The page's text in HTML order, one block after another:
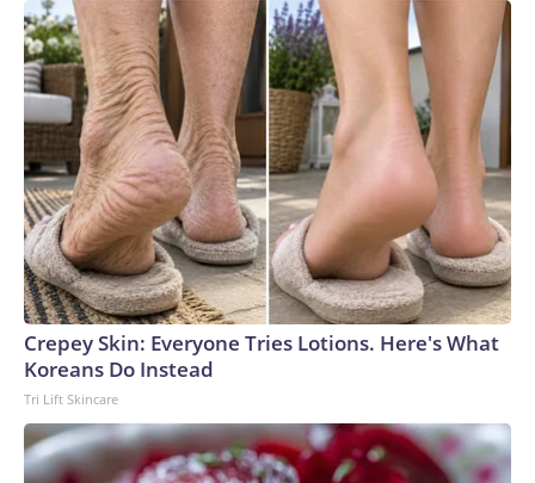
también forman parte de la selección de deportistas.En abril
pasado, Anne Hathaway encabezó la edición de 2026 de
“World’s Most Beautiful” de la revista People en su versión
en inglés, que reconoce anualmente a algunas de las figuras
más destacadas del entretenimiento.The-CNN-Wire™ & ©
2026 Cable News Network, Inc., a Warner Bros. Discovery
Company. All rights reserved.
Crepey Skin: Everyone Tries Lotions. Here's What
Koreans Do Instead
Tri Lift Skincare